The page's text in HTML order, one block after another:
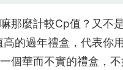
那麼計較Cp值？又不
的過年禮盒，代表你
個華而不實的禮盒，不